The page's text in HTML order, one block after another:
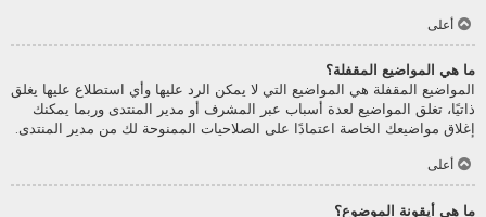
أعلى
ما هي المواضيع المقفلة؟
المواضيع المقفلة هي المواضيع التي لا يمكن الرد عليها وأي استطلاع عليها يغلق
ذاتيًا، تغلق المواضيع لعدة أسباب عبر المشرف أو مدير المنتدى وربما يمكنك
إغلاق مواضيعك الخاصة اعتمادًا على الصلاحيات الممنوحة لك من مدير المنتدى.
أعلى
ما هي أيقونة الموضوع؟